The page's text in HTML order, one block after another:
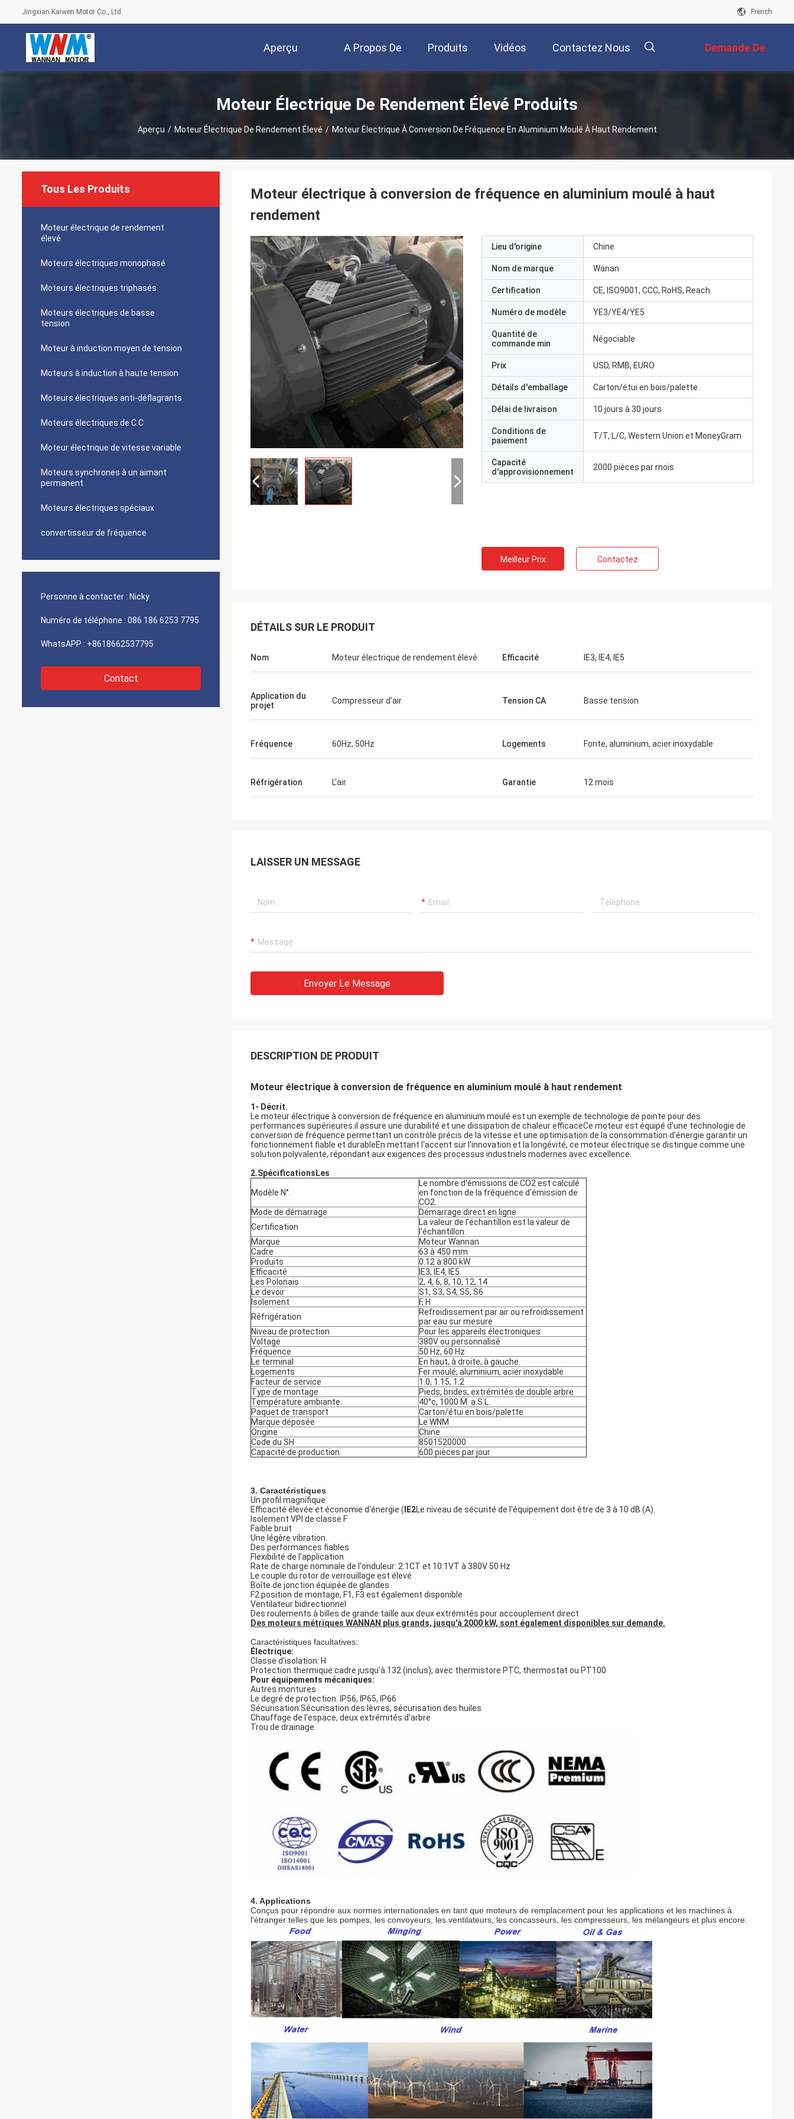
Jingxian Kaiwen Motor Co., Ltd French
Aperçu A Propos De
Nous
Produits Vidéos Contactez Nous Demande De
Soumission
Moteur Électrique De Rendement Élevé Produits
Aperçu / Moteur Électrique De Rendement Élevé / Moteur Électrique À Conversion De Fréquence En Aluminium Moulé À Haut Rendement
Tous Les Produits
Moteur électrique de rendement
élevé
Moteurs électriques monophasé
Moteurs électriques triphasés
Moteurs électriques de basse
tension
Moteur à induction moyen de tension
Moteurs à induction à haute tension
Moteurs électriques anti-déflagrants
Moteurs électriques de C.C
Moteur électrique de vitesse variable
Moteurs synchrones à un aimant
permanent
Moteurs électriques spéciaux
convertisseur de fréquence
Personne à contacter : Nicky
Numéro de téléphone : 086 186 6253 7795
WhatsAPP : +8618662537795
Contact
Moteur électrique à conversion de fréquence en aluminium moulé à haut
rendement
Lieu d'origine Chine
Nom de marque Wanan
Certification CE, ISO9001, CCC, RoHS, Reach
Numéro de modèle YE3/YE4/YE5
Quantité de
commande min
Négociable
Prix USD, RMB, EURO
Détails d'emballage Carton/étui en bois/palette
Délai de livraison 10 jours à 30 jours
Conditions de
paiement
T/T, L/C, Western Union et MoneyGram
Capacité
d'approvisionnement
2000 pièces par mois
Meilleur Prix Contactez
DÉTAILS SUR LE PRODUIT
Nom Moteur électrique de rendement élevé Efficacité IE3, IE4, IE5
Application du
projet
Compresseur d'air Tension CA Basse tension
Fréquence 60Hz, 50Hz Logements Fonte, aluminium, acier inoxydable
Réfrigération L'air Garantie 12 mois
LAISSER UN MESSAGE
Envoyer Le Message
DESCRIPTION DE PRODUIT
Moteur électrique à conversion de fréquence en aluminium moulé à haut rendement
1- Décrit.
Le moteur électrique à conversion de fréquence en aluminium moulé est un exemple de technologie de pointe pour des
performances supérieures.il assure une durabilité et une dissipation de chaleur efficaceCe moteur est équipé d'une technologie de
conversion de fréquence permettant un contrôle précis de la vitesse et une optimisation de la consommation d'énergie.garantir un
fonctionnement fiable et durableEn mettant l'accent sur l'innovation et la longévité, ce moteur électrique se distingue comme une
solution polyvalente, répondant aux exigences des processus industriels modernes avec excellence.
2.Spécifications Les
Modèle N°.
Le nombre d'émissions de CO2 est calculé
en fonction de la fréquence d'émission de
CO2.
Mode de démarrage
Démarrage direct en ligne
Certification
La valeur de l'échantillon est la valeur de
l'échantillon.
Marque
Moteur Wannan
Cadre
63 à 450 mm
Produits
0.12 à 800 kW
Efficacité
IE3, IE4, IE5
Les Polonais
2, 4, 6, 8, 10, 12, 14
Le devoir
S1, S3, S4, S5, S6
Isolement
F, H
Réfrigération
Refroidissement par air ou refroidissement
par eau sur mesure
Niveau de protection
Pour les appareils électroniques
Voltage
380V ou personnalisé
Fréquence
50 Hz, 60 Hz
Le terminal
En haut, à droite, à gauche.
Logements
Fer moulé, aluminium, acier inoxydable
Facteur de service
1.0, 1.15, 1.2
Type de montage
Pieds, brides, extrémités de double arbre
Température ambiante.
40°c, 1000 M. a.S.L.
Paquet de transport
Carton/étui en bois/palette
Marque déposée
Le WNM
Origine
Chine
Code du SH
8501520000
Capacité de production
600 pièces par jour
3. Caractéristiques
Un profil magnifique
Efficacité élevée et économie d'énergie ( IE2Le niveau de sécurité de l'équipement doit être de 3 à 10 dB (A).
Isolement VPI de classe F
Faible bruit
Une légère vibration.
Des performances fiables
Flexibilité de l'application
Rate de charge nominale de l'onduleur: 2:1CT et 10:1VT à 380V 50 Hz
Le couple du rotor de verrouillage est élevé
Boîte de jonction équipée de glandes
F2 position de montage, F1, F3 est également disponible
Ventilateur bidirectionnel
Des roulements à billes de grande taille aux deux extrémités pour accouplement direct
Des moteurs métriques WANNAN plus grands, jusqu'à 2000 kW, sont également disponibles sur demande.
Caractéristiques facultatives:
Électrique:
Classe d'isolation: H
Protection thermique:cadre jusqu'à 132 (inclus), avec thermistore PTC, thermostat ou PT100
Pour équipements mécaniques:
Autres montures
Le degré de protection: IP56, IP65, IP66
Sécurisation:Sécurisation des lèvres, sécurisation des huiles
Chauffage de l'espace, deux extrémités d'arbre
Trou de drainage
4. Applications
Conçus pour répondre aux normes internationales en tant que moteurs de remplacement pour les applications et les machines à
l'étranger telles que les pompes, les convoyeurs, les ventilateurs, les concasseurs, les compresseurs, les mélangeurs et plus encore.